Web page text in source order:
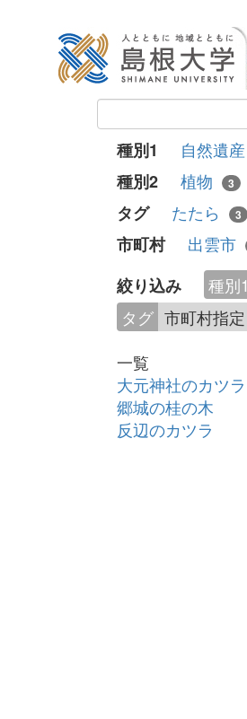
種別1 自然遺産
種別2 植物 3
タグ たたら 3
市町村
出雲市
絞り込み 種別1
タグ 市町村指定
一覧
大元神社のカツラ
郷城の桂の木
反辺のカツラ